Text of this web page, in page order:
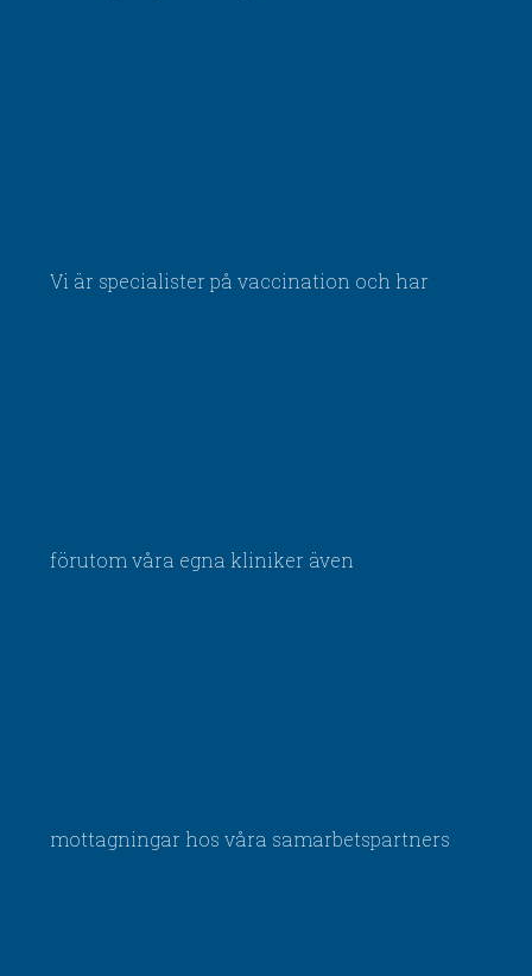
Vi är specialister på vaccination och har
förutom våra egna kliniker även
mottagningar hos våra samarbetspartners